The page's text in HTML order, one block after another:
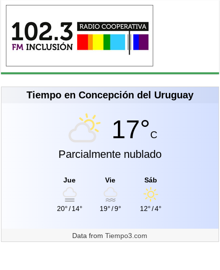
Tiempo en Concepción del Uruguay
17°C
Parcialmente nublado
Jue
20°/14°
Vie
19°/9°
Sáb
12°/4°
Data fromTiempo3.com